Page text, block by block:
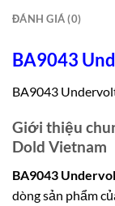
ĐÁNH GIÁ (0)
BA9043
BA9043
Giới thiệu
Dold Vietnam
BA9043
dòng sản phẩm